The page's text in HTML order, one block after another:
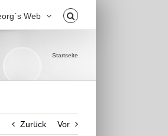
Web
Startseite
Zurück Vor